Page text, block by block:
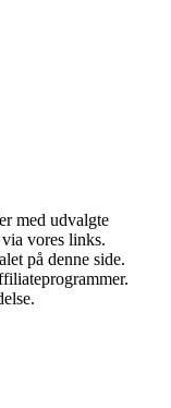
med udvalgte
vores links.
på denne side.